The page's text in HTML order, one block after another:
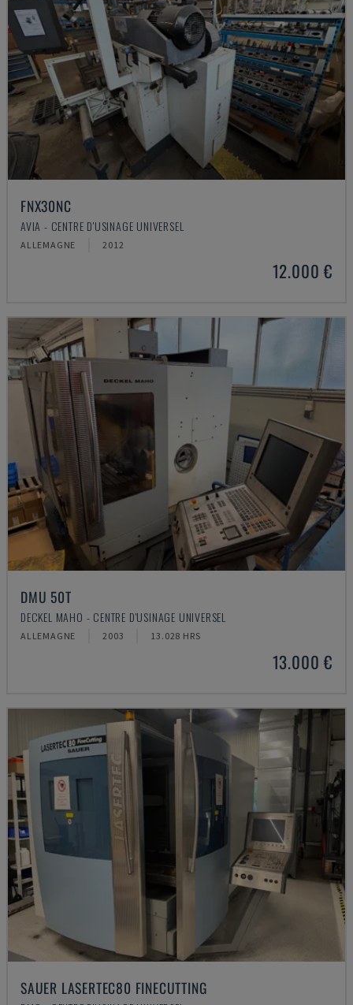
FNX30NC
AVIA - CENTRE D'USINAGE UNIVERSEL
ALLEMAGNE 2012
12.000 €
DMU 50T
DECKEL MAHO - CENTRE D'USINAGE UNIVERSEL
ALLEMAGNE 2003 13.028 HRS
13.000 €
SAUER LASERTEC80 FINECUTTING